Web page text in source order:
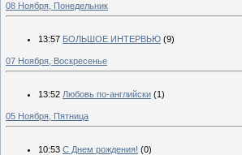
08 Ноября, Понедельник
13:57 БОЛЬШОЕ ИНТЕРВЬЮ (9)
07 Ноября, Воскресенье
13:52 Любовь по-английски (1)
05 Ноября, Пятница
10:53 С Днем рождения! (0)